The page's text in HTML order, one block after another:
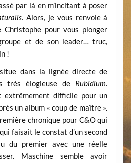
par là en m’incitant à poser
. Alors, je vous renvoie à
Christophe pour vous plonger
et de son leader… truc,
!
dans la lignée directe de
très élogieuse de Rubidium.
extrêmement difficile pour un
un album « coup de maître ».
chronique pour C&O qui
faisait le constat d’un second
du premier avec une réelle
Maschine semble avoir